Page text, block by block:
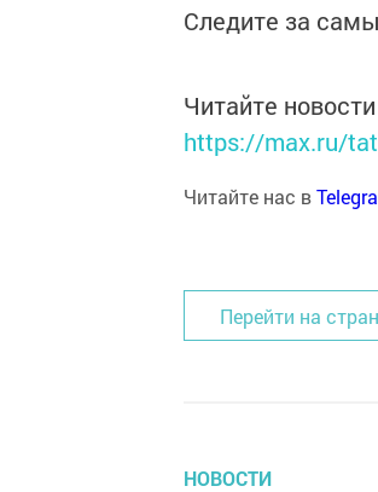
Следите за
Читайте
https://max.ru/
Читайте нас в
Перейти на
НОВОСТИ